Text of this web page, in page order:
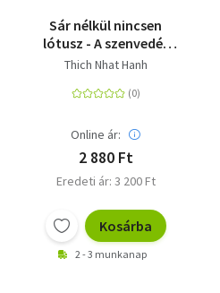
Sár nélkül nincsen
lótusz - A szenvedés
átalakításának
Thich Nhat Hanh
Online ár:
2 880 Ft
Eredeti ár: 3 200 Ft
Kosárba
2 - 3 munkanap